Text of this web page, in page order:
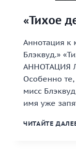
«Тихое
Аннотация к
Блэквуд.»
АННОТАЦИЯ
Особенно те,
мисс
имя уже
ЧИТАЙТЕ